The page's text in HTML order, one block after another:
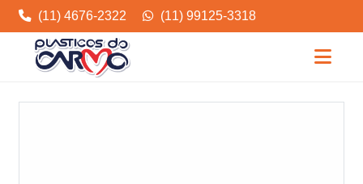
(11) 4676-2322 (11) 99125-3318